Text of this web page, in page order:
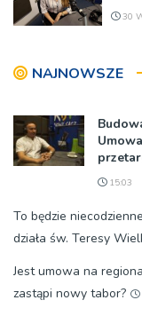
30
NAJNOWSZE
15:03
To będzie
działa św. Teresy
Jest umowa na
zastąpi nowy tabor?